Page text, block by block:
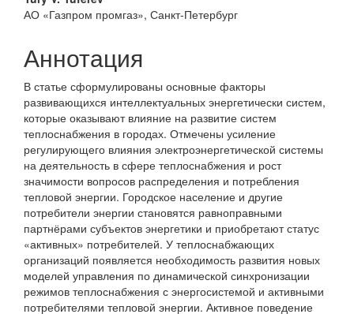
АО «Газпром промгаз», Санкт-Петербург
Аннотация
В статье сформулированы основные факторы
развивающихся интеллектуальных энергетически систем,
которые оказывают влияние на развитие систем
теплоснабжения в городах. Отмечены усиление
регулирующего влияния электроэнергетической системы
на деятельность в сфере теплоснабжения и рост
значимости вопросов распределения и потребления
тепловой энергии. Городское население и другие
потребители энергии становятся равноправными
партнёрами субъектов энергетики и приобретают статус
«активных» потребителей. У теплоснабжающих
организаций появляется необходимость развития новых
моделей управления по динамической синхронизации
режимов теплоснабжения с энергосистемой и активными
потребителями тепловой энергии. Активное поведение